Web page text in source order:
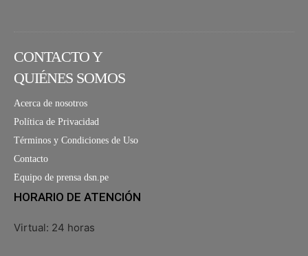
CONTACTO Y
QUIÉNES SOMOS
Acerca de nosotros
Política de Privacidad
Términos y Condiciones de Uso
Contacto
Equipo de prensa dsn.pe
HORARIO DE ATENCIÓN
Virtual: 24 horas